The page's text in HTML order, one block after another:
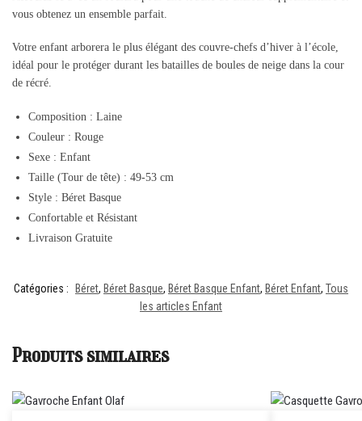
vous obtenez un ensemble parfait.
Votre enfant arborera le plus élégant des couvre-chefs d’hiver à l’école,
idéal pour le protéger durant les batailles de boules de neige dans la cour
de récré.
Composition : Laine
Couleur : Rouge
Sexe : Enfant
Taille (Tour de tête) : 49-53 cm
Style : Béret Basque
Confortable et Résistant
Livraison Gratuite
Catégories : Béret, Béret Basque, Béret Basque Enfant, Béret Enfant, Tous
les articles Enfant
Produits similaires